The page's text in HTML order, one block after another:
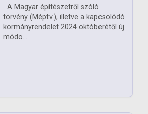
A Magyar építészetről szóló
törvény (Méptv.), illetve a kapcsolódó
kormányrendelet 2024 októberétől új
módo...